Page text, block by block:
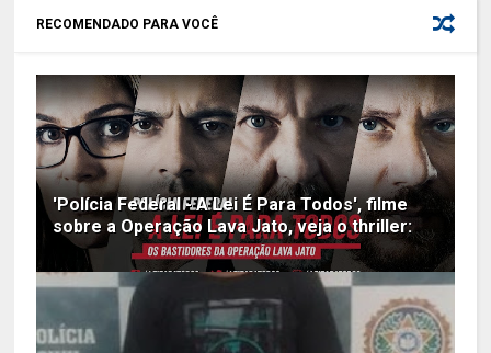
RECOMENDADO PARA VOCÊ
'Polícia Federal - A Lei É Para Todos', filme
sobre a Operação Lava Jato, veja o thriller: